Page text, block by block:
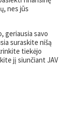
nes jūs
geriausia savo
suraskite nišą
tiekėjo
jį siunčiant JAV